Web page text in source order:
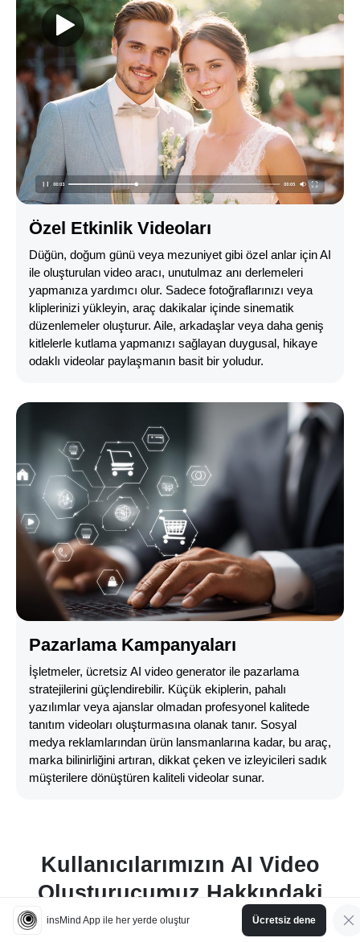
Özel Etkinlik Videoları
Düğün, doğum günü veya mezuniyet gibi özel anlar için AI
ile oluşturulan video aracı, unutulmaz anı derlemeleri
yapmanıza yardımcı olur. Sadece fotoğraflarınızı veya
kliplerinizi yükleyin, araç dakikalar içinde sinematik
düzenlemeler oluşturur. Aile, arkadaşlar veya daha geniş
kitlelerle kutlama yapmanızı sağlayan duygusal, hikaye
odaklı videolar paylaşmanın basit bir yoludur.
Pazarlama Kampanyaları
İşletmeler, ücretsiz AI video generator ile pazarlama
stratejilerini güçlendirebilir. Küçük ekiplerin, pahalı
yazılımlar veya ajanslar olmadan profesyonel kalitede
tanıtım videoları oluşturmasına olanak tanır. Sosyal
medya reklamlarından ürün lansmanlarına kadar, bu araç,
marka bilinirliğini artıran, dikkat çeken ve izleyicileri sadık
müşterilere dönüştüren kaliteli videolar sunar.
Kullanıcılarımızın AI Video
Oluşturucumuz Hakkındaki
Yorumları
insMind App ile her yerde oluştur Ücretsiz dene